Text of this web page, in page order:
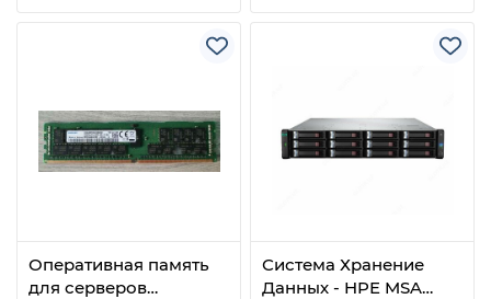
Оперативная память
для серверов
Система Хранение
Данных - HPE MSA